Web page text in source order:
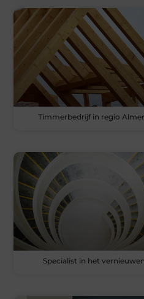
Timmerbedrijf in regio
Specialist in het